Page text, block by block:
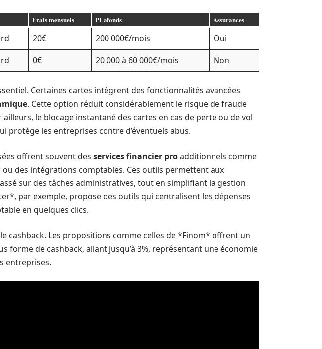
Frais mensuels PLafonds Assurances
20€ 200 000€/mois
Oui
0€ 20 000 à 60 000€/mois Non
Certaines cartes intègrent des fonctionnalités avancées
. Cette option réduit considérablement le risque de fraude
le blocage instantané des cartes en cas de perte ou de vol
protège les entreprises contre d’éventuels abus.
offrent souvent des services financier proadditionnels comme
des intégrations comptables. Ces outils permettent aux
sur des tâches administratives, tout en simplifiant la gestion
par exemple, propose des outils qui centralisent les dépenses
en quelques clics.
cashback. Les propositions comme celles de *Finom* offrent un
forme de cashback, allant jusqu’à 3%, représentant une économie
entreprises.